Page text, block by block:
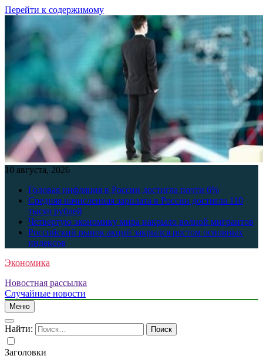
Перейти к содержимому
10 августа, 2026
Годовая инфляция в России достигла почти 6%
Средняя начисленная зарплата в России достигла 110
тысяч рублей
Четвертую экономику мира накрыло волной мигрантов
Российский рынок акций закрылся ростом основных
индексов
Экономика
Новостная рассылка
Случайные новости
Меню
Найти:
Заголовки